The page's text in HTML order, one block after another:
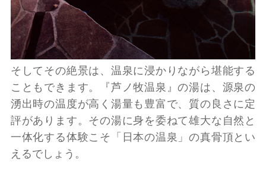
そしてその絶景は、温泉に浸かりながら堪能する
こともできます。『芦ノ牧温泉』の湯は、源泉の
湧出時の温度が高く湯量も豊富で、質の良さに定
評があります。その湯に身を委ねて雄大な自然と
一体化する体験こそ「日本の温泉」の真骨頂とい
えるでしょう。